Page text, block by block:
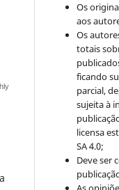
Os
aos
Os
totais
ficando
parcial,
sujeita à
licensa
SA 4.0;
Deve ser